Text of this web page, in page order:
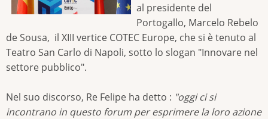
al presidente del
Portogallo, Marcelo Rebelo
de Sousa, il XIII vertice COTEC Europe, che si è tenuto al
Teatro San Carlo di Napoli, sotto lo slogan "Innovare nel
settore pubblico".
Nel suo discorso, Re Felipe ha detto : "oggi ci si
incontrano in questo forum per esprimere la loro azione